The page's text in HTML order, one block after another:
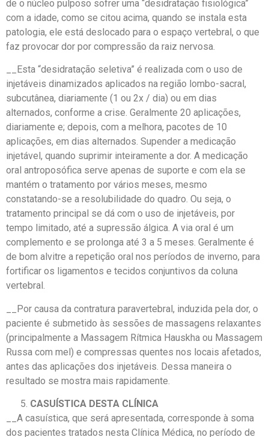
de o núcleo pulposo sofrer uma “desidratação fisiológica”
com a idade, como se citou acima, quando se instala esta
patologia, ele está deslocado para o espaço vertebral, o que
faz provocar dor por compressão da raiz nervosa.
__Esta “desidratação seletiva” é realizada com o uso de
injetáveis dinamizados aplicados na região lombo-sacral,
subcutânea, diariamente (1 ou 2x / dia) ou em dias
alternados, conforme a crise. Geralmente 20 aplicações,
diariamente e; depois, com a melhora, pacotes de 10
aplicações, em dias alternados. Supender a medicação
injetável, quando suprimir inteiramente a dor. A medicação
oral antroposófica serve apenas de suporte e com ela se
mantém o tratamento por vários meses, mesmo
constatando-se a resolubilidade do quadro. Ou seja, o
tratamento principal se dá com o uso de injetáveis, por
tempo limitado, até a supressão álgica. A via oral é um
complemento e se prolonga até 3 a 5 meses. Geralmente é
de bom alvitre a repetição oral nos períodos de inverno, para
fortificar os ligamentos e tecidos conjuntivos da coluna
vertebral.
__Por causa da contratura paravertebral, induzida pela dor, o
paciente é submetido às sessões de massagens relaxantes
(principalmente a Massagem Rítmica Hauskha ou Massagem
Russa com mel) e compressas quentes nos locais afetados,
antes das aplicações dos injetáveis. Dessa maneira o
resultado se mostra mais rapidamente.
CASUÍSTICA DESTA CLÍNICA
__A casuística, que será apresentada, corresponde à soma
dos pacientes tratados nesta Clínica Médica, no período de